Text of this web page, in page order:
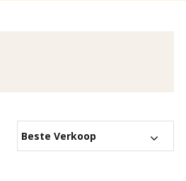
Beste Verkoop